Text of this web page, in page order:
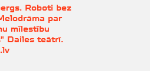
Roboti bez
par
mīlestību
Dailes teātrī.